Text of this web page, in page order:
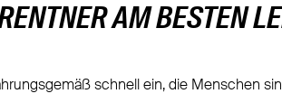
AM BESTEN
schnell ein, die Menschen